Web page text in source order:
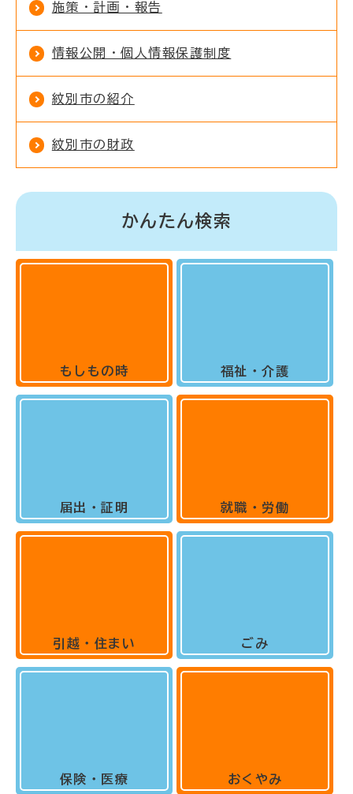
施策・計画・報告
情報公開・個人情報保護制度
紋別市の紹介
紋別市の財政
かんたん検索
もしもの時
届出・証明
引越・住まい
保険・医療
福祉・介護
就職・労働
ごみ
おくやみ